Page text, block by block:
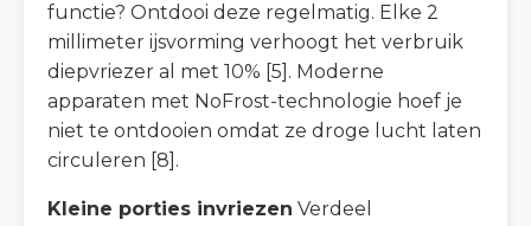
functie? Ontdooi deze regelmatig. Elke 2
millimeter ijsvorming verhoogt het verbruik
diepvriezer al met 10% [5]. Moderne
apparaten met NoFrost-technologie hoef je
niet te ontdooien omdat ze droge lucht laten
circuleren [8].
Kleine porties invriezen Verdeel